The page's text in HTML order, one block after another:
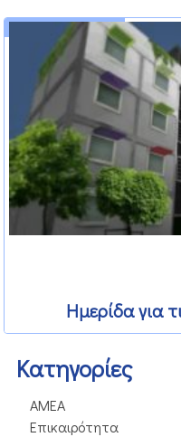
Ημερίδα για
15 Φεβρουαρίου 2012
Kατηγορίες
ΑΜΕΑ
Επικαιρότητα